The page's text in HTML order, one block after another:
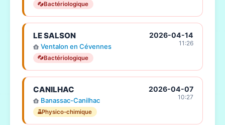
Bactériologique
LE SALSON
Ventalon en Cévennes
Bactériologique
2026-04-14
11:26
CANILHAC
Banassac-Canilhac
Physico-chimique
2026-04-07
10:27